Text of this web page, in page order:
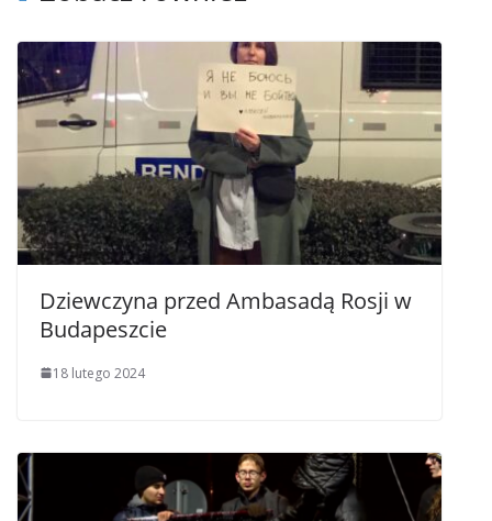
Dziewczyna przed Ambasadą Rosji w
Budapeszcie
18 lutego 2024